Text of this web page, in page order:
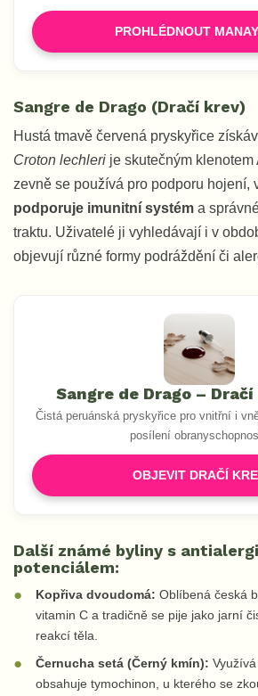
PROHLÉDNOUT
Sangre de Drago (Dračí krev)
Hustá tmavě červená pryskyřice
Croton lechleri je skutečným
zevně se používá pro podporu hojení,
podporuje imunitní systém a
traktu. Uživatelé ji vyhledávají i v
objevují různé formy podráždění či
Sangre de Drago –
Čistá peruánská pryskyřice pro vnitřní i
posílení
OBJEVIT DRAČÍ
Další známé byliny s
potenciálem:
Kopřiva dvoudomá: Oblíbená česká
vitamin C a tradičně se pije jako jarní
reakcí těla.
Černucha setá (Černý kmín):
obsahuje tymochinon, u kterého se